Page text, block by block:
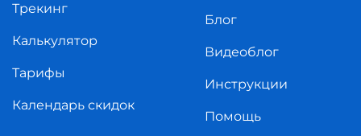
Трекинг
Калькулятор
Тарифы
Календарь скидок
Блог
Видеоблог
Инструкции
Помощь